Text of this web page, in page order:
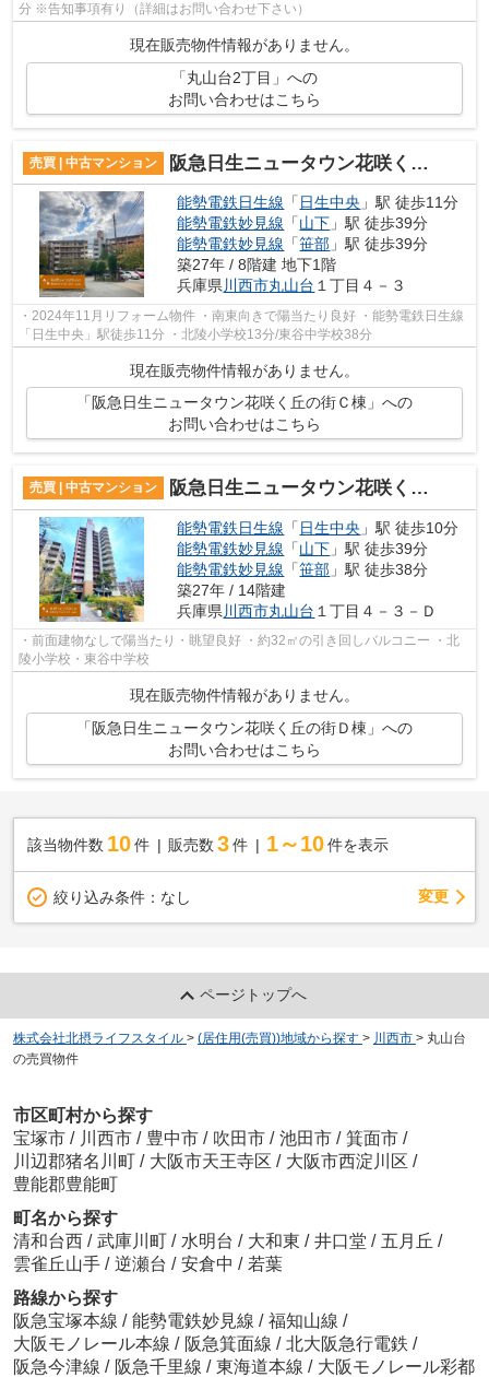
分 ※告知事項有り（詳細はお問い合わせ下さい）
現在販売物件情報がありません。
「丸山台2丁目」への
お問い合わせはこちら
売買 | 中古マンション 阪急日生ニュータウン花咲く丘の街Ｃ棟
能勢電鉄日生線 「 日生中央 」駅 徒歩11分
能勢電鉄妙見線 「山下 」駅 徒歩39分
能勢電鉄妙見線 「笹部 」駅 徒歩39分
築27年 / 8階建 地下1階
兵庫県 川西市丸山台 １丁目４－３
・2024年11月リフォーム物件 ・南東向きで陽当たり良好 ・能勢電鉄日生線
「日生中央」駅徒歩11分 ・北陵小学校13分/東谷中学校38分
現在販売物件情報がありません。
「阪急日生ニュータウン花咲く丘の街Ｃ棟」への
お問い合わせはこちら
売買 | 中古マンション 阪急日生ニュータウン花咲く丘の街Ｄ棟
能勢電鉄日生線 「 日生中央 」駅 徒歩10分
能勢電鉄妙見線 「山下 」駅 徒歩39分
能勢電鉄妙見線 「笹部 」駅 徒歩38分
築27年 / 14階建
兵庫県 川西市丸山台 １丁目４－３－Ｄ
・前面建物なしで陽当たり・眺望良好 ・約32㎡の引き回しバルコニー ・北
陵小学校・東谷中学校
現在販売物件情報がありません。
「阪急日生ニュータウン花咲く丘の街Ｄ棟」への
お問い合わせはこちら
該当物件数 10件 販売数 3 件 1～10 件を表示
絞り込み条件： なし 変更
ページトップへ
株式会社北摂ライフスタイル > (居住用(売買))地域から探す > 川西市 > 丸山台
の売買物件
市区町村から探す
宝塚市 / 川西市 / 豊中市 / 吹田市 / 池田市 / 箕面市 /
川辺郡猪名川町 / 大阪市天王寺区 / 大阪市西淀川区 /
豊能郡豊能町
町名から探す
清和台西 / 武庫川町 / 水明台 / 大和東 / 井口堂 / 五月丘 /
雲雀丘山手 / 逆瀬台 / 安倉中 / 若葉
路線から探す
阪急宝塚本線 / 能勢電鉄妙見線 / 福知山線 /
大阪モノレール本線 / 阪急箕面線 / 北大阪急行電鉄 /
阪急今津線 / 阪急千里線 / 東海道本線 / 大阪モノレール彩都